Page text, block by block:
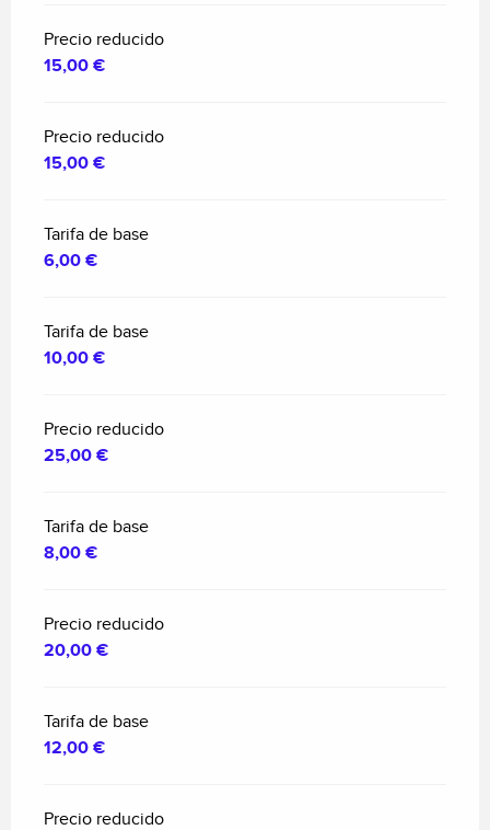
Precio reducido
15,00 €
Precio reducido
15,00 €
Tarifa de base
6,00 €
Tarifa de base
10,00 €
Precio reducido
25,00 €
Tarifa de base
8,00 €
Precio reducido
20,00 €
Tarifa de base
12,00 €
Precio reducido